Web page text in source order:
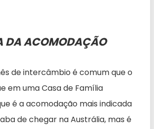
DA ACOMODAÇÃO
de intercâmbio é comum que o
em uma Casa de Família
é a acomodação mais indicada
de chegar na Austrália, mas é